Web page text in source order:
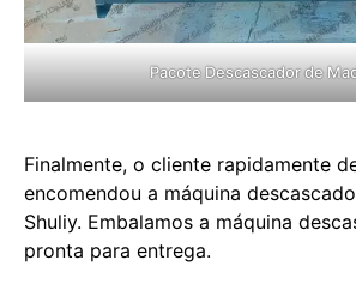
Pacote Descascador de
Finalmente, o cliente rapidamente
encomendou a máquina
Shuliy. Embalamos a máquina
pronta para entrega.